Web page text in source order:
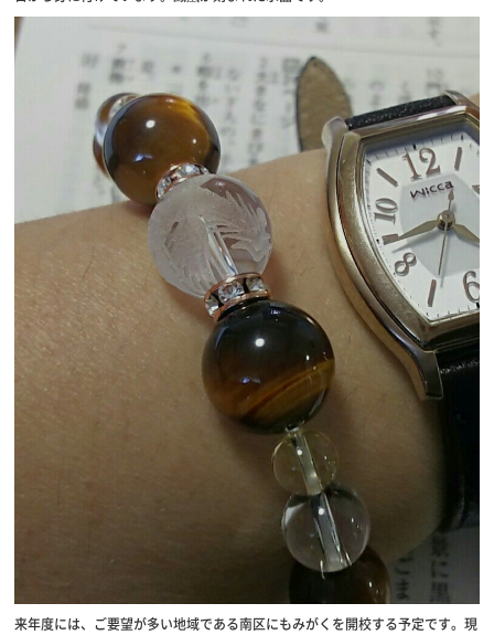
来年度には、ご要望が多い地域である南区にもみがくを開校する予定です。現